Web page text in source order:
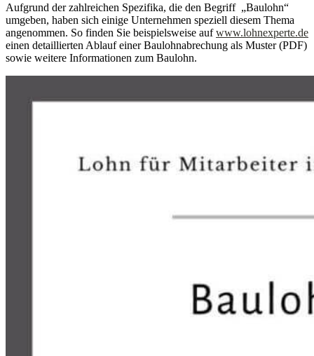
Aufgrund der zahlreichen Spezifika, die den Begriff „Baulohn“
umgeben, haben sich einige Unternehmen speziell diesem Thema
angenommen. So finden Sie beispielsweise aufwww.lohnexperte.de
einen detaillierten Ablauf einer Baulohnabrechung als Muster (PDF)
sowie weitere Informationen zum Baulohn.